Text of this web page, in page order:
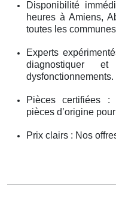
Disponibilité
heures à Amiens,
toutes les
Experts
diagnostiquer
dysfonctionnements.
Pièces certifiées :
pièces d’origine
Prix clairs : Nos